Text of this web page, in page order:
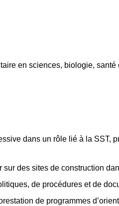
en sciences, biologie,
dans un rôle lié à la
sur des sites de construction
de procédures et de
de programmes